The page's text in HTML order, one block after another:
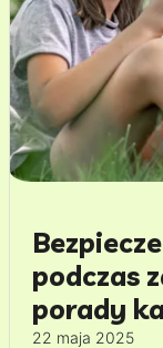
podczas
porady
22 maja 2025